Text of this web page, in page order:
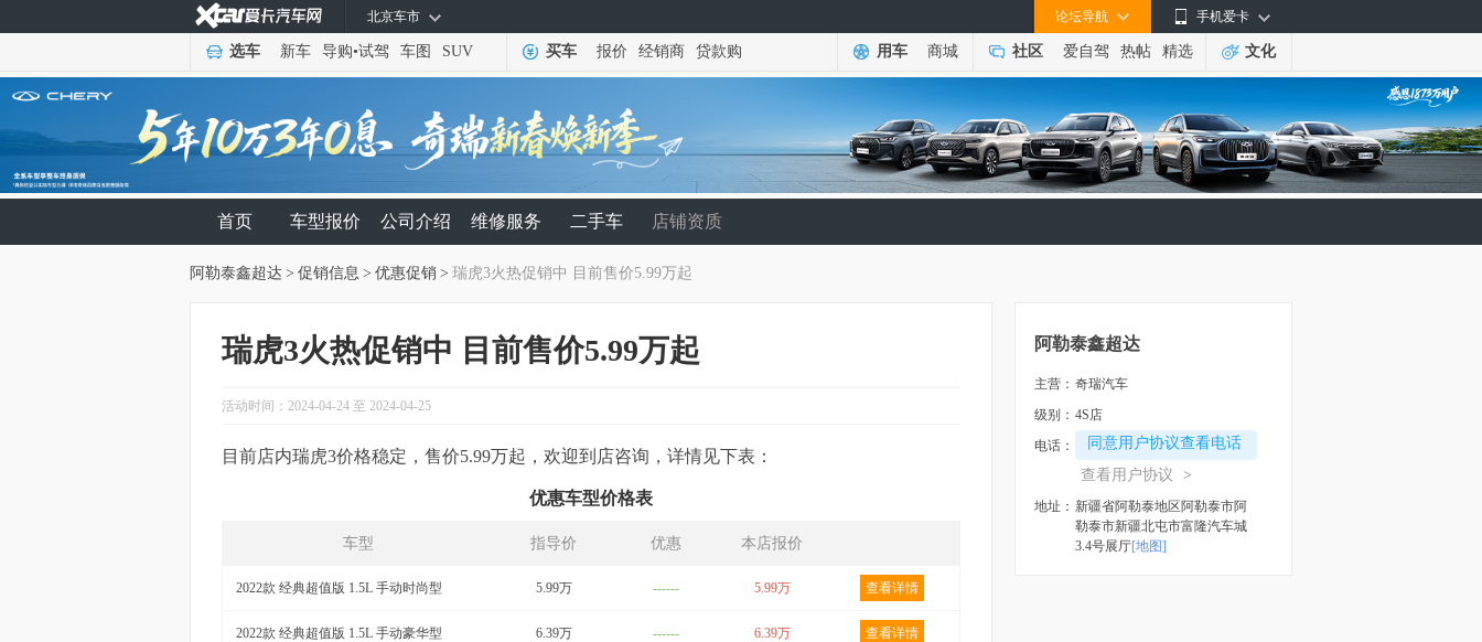
手机爱卡
论坛导航
北京车市
选车 新车 导购•试驾 车图 SUV 买车 报价 经销商 贷款购 用车 商城 社区 爱自驾 热帖 精选 文化
首页 车型报价 公司介绍 维修服务 二手车 店铺资质
阿勒泰鑫超达 > 促销信息 > 优惠促销 > 瑞虎3火热促销中 目前售价5.99万起
瑞虎3火热促销中 目前售价5.99万起
活动时间：2024-04-24 至 2024-04-25
目前店内瑞虎3价格稳定，售价5.99万起，欢迎到店咨询，详情见下表：
优惠车型价格表
车型 指导价 优惠 本店报价
2022款 经典超值版 1.5L 手动时尚型 5.99万 ------ 5.99万 查看详情
2022款 经典超值版 1.5L 手动豪华型 6.39万 ------ 6.39万 查看详情
阿勒泰鑫超达
主营： 奇瑞汽车
级别： 4S店
电话：
同意用户协议查看电话
查看用户协议
>
地址： 新疆省阿勒泰地区阿勒泰市阿
勒泰市新疆北屯市富隆汽车城
3.4号展厅[地图]